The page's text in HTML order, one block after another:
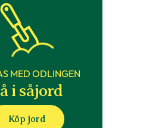
MED ODLINGEN
i såjord
Köp jord